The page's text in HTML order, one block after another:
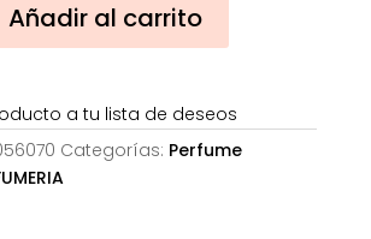
Añadir al carrito
a tu lista de deseos
Categorías: Perfume